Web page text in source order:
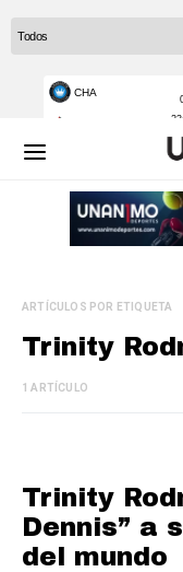
ARTÍCULOS POR ETIQUETA
Trinity
1 ARTÍCULO
Trinity
Dennis” a
del mundo